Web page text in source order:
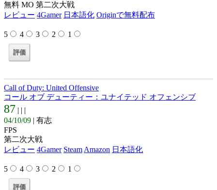
無料 MO 第二次大戦
レビュー 4Gamer 日本語化 Originで無料配布
5 4 3 2 1
Call of Duty: United Offensive
コール オブ デューティー：ユナイテッド オフェンシブ
87 | | |
04/10/09 | 有志
FPS
第二次大戦
レビュー 4Gamer Steam Amazon 日本語化
5 4 3 2 1